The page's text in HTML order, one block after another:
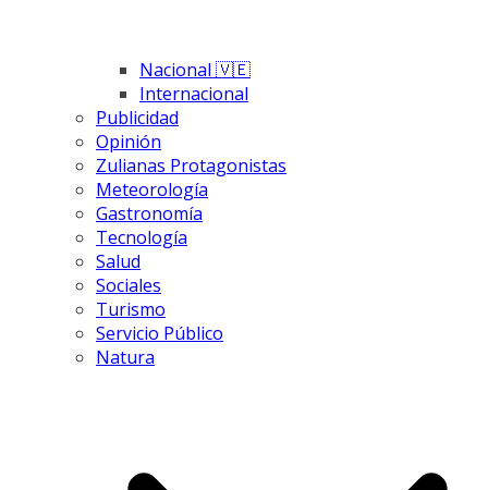
Nacional 🇻🇪
Internacional
Publicidad
Opinión
Zulianas Protagonistas
Meteorología
Gastronomía
Tecnología
Salud
Sociales
Turismo
Servicio Público
Natura